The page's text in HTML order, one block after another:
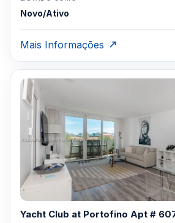
Novo/Ativo
Mais Informações
Yacht Club at Portofino Apt #